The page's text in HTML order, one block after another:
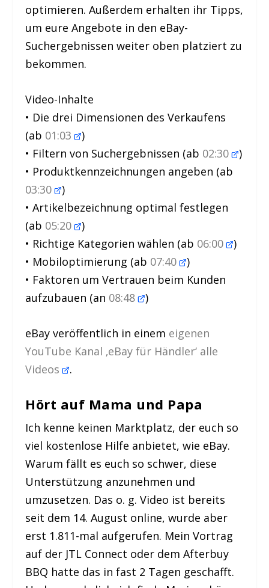
optimieren. Außerdem erhalten ihr Tipps,
um eure Angebote in den eBay-
Suchergebnissen weiter oben platziert zu
bekommen.
Video-Inhalte
• Die drei Dimensionen des Verkaufens
(ab 01:03 )
• Filtern von Suchergebnissen (ab 02:30 )
• Produktkennzeichnungen angeben (ab
03:30 )
• Artikelbezeichnung optimal festlegen
(ab 05:20 )
• Richtige Kategorien wählen (ab 06:00 )
• Mobiloptimierung (ab 07:40 )
• Faktoren um Vertrauen beim Kunden
aufzubauen (an 08:48 )
eBay veröffentlich in einem eigenen
YouTube Kanal ‚eBay für Händler‘ alle
Videos .
Hört auf Mama und Papa
Ich kenne keinen Marktplatz, der euch so
viel kostenlose Hilfe anbietet, wie eBay.
Warum fällt es euch so schwer, diese
Unterstützung anzunehmen und
umzusetzen. Das o. g. Video ist bereits
seit dem 14. August online, wurde aber
erst 1.811-mal aufgerufen. Mein Vortrag
auf der JTL Connect oder dem Afterbuy
BBQ hatte das in fast 2 Tagen geschafft.